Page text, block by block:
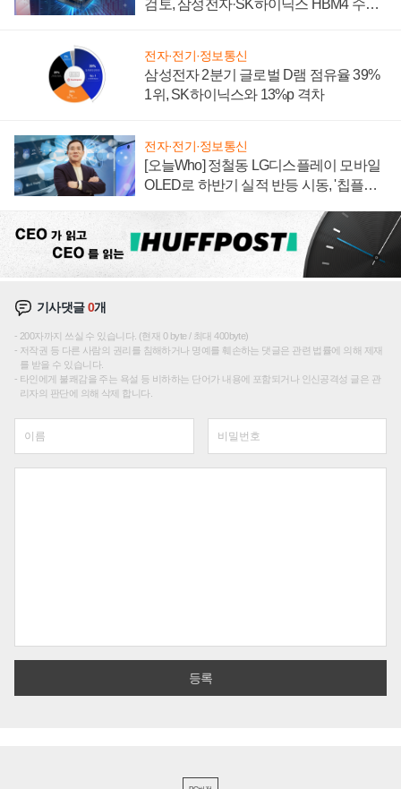
검토, 삼성전자·SK하이닉스 HBM4 수율
전자·전기·정보통신
삼성전자 2분기 글로벌 D램 점유율 39%
1위, SK하이닉스와 13%p 격차
전자·전기·정보통신
[오늘Who] 정철동 LG디스플레이 모바일
OLED로 하반기 실적 반등 시동, '칩플레
기사댓글0개
200자까지 쓰실 수 있습니다. (현재 0 byte / 최대 400byte)
저작권 등 다른 사람의 권리를 침해하거나 명예를 훼손하는 댓글은 관련 법률에 의해 제재
를 받을 수 있습니다.
타인에게 불쾌감을 주는 욕설 등 비하하는 단어가 내용에 포함되거나 인신공격성 글은 관
리자의 판단에 의해 삭제 합니다.